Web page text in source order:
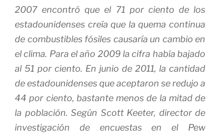
2007 encontró que el 71 por ciento de los
estadounidenses creía que la quema continua
de combustibles fósiles causaría un cambio en
el clima. Para el año 2009 la cifra había bajado
al 51 por ciento. En junio de 2011, la cantidad
de estadounidenses que aceptaron se redujo a
44 por ciento, bastante menos de la mitad de
la población. Según Scott Keeter, director de
investigación de encuestas en el Pew